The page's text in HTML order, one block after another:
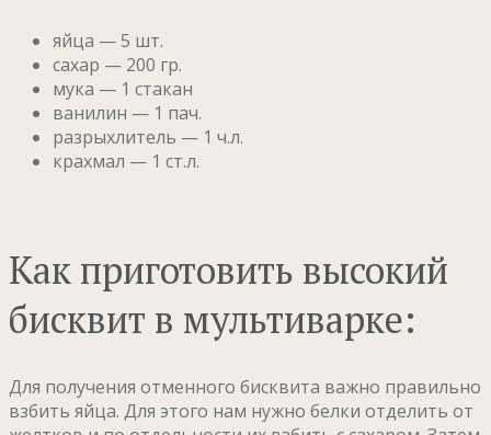
яйца — 5 шт.
сахар — 200 гр.
мука — 1 стакан
ванилин — 1 пач.
разрыхлитель — 1 ч.л.
крахмал — 1 ст.л.
Как приготовить высокий
бисквит в мультиварке:
Для получения отменного бисквита важно правильно
взбить яйца. Для этого нам нужно белки отделить от